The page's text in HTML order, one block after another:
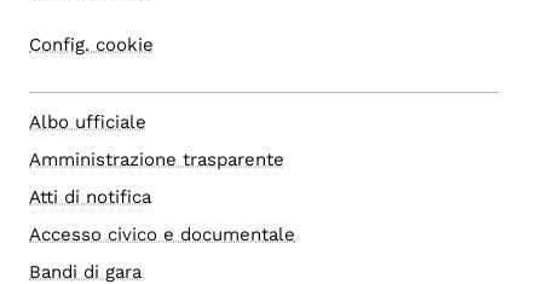
Config. cookie
Albo ufficiale
Amministrazione trasparente
Atti di notifica
Accesso civico e documentale
Bandi di gara